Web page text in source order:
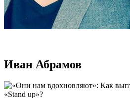
Иван Абрамов